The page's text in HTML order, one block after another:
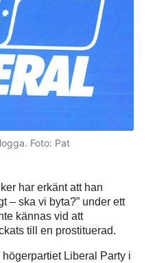
Foto: Pat
har erkänt att han
– ska vi byta?” under ett
kännas vid att
till en prostituerad.
Liberal Party i